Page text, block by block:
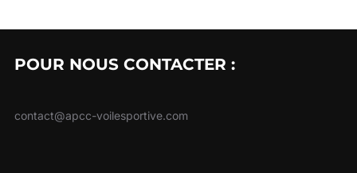
POUR NOUS CONTACTER :
contact@apcc-voilesportive.com